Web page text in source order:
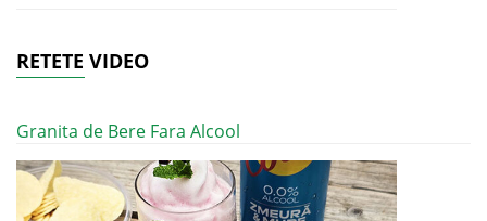
RETETE VIDEO
Granita de Bere Fara Alcool